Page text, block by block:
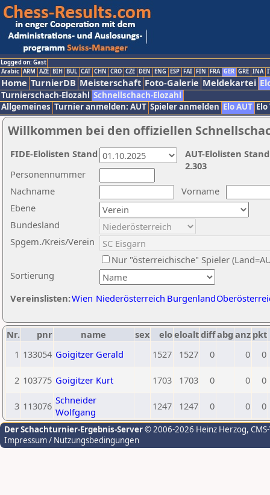
Logged on: Gast
Arabic ARM AZE BIH BUL CAT CHN CRO CZE DEN ENG ESP FAI FIN FRA GER GRE INA
Home TurnierDB Meisterschaft Foto-Galerie Meldekartei
Turnierschach-Elozahl Schnellschach-Elozahl
Allgemeines Turnier anmelden: AUT Spieler anmelden Elo AUT
Willkommen bei den offiziellen
Nachname
Vorname
Ebene
Sortierung
Personennummer
Bundesland
Spgem./Kreis/Verein
Nur "österreichische" Spieler
Vereinslisten:Wien Niederösterreich Burgenland
AUT-Elolisten
2.303
FIDE-Elolisten Stand
Nr. pnr name sex eloeloaltdiffabg anz pkt
1 133054 Goigitzer Gerald 1527 1527 0 0 0
2 103775 Goigitzer Kurt 1703 1703 0 0 0
3 113076 Schneider
Wolfgang
1247 1247 0 0 0
Der Schachturnier-Ergebnis-Server© 2006-2026 Heinz Herzog,
Impressum / Nutzungsbedingungen